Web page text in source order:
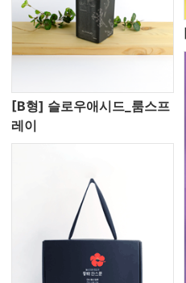
[B형] 슬로우애시드_룸스프
레이